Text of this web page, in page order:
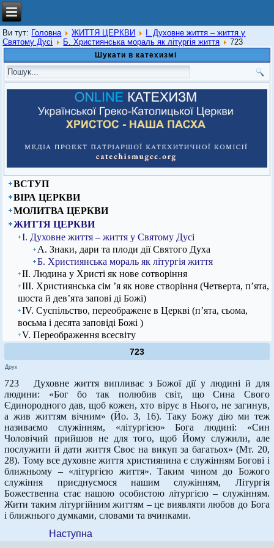
Ви тут: Головна ЖИТТЯ ЦЕРКВИ
І. Духовне життя – життя у
Святому Дусі
Б. Християнська мораль як літургія життя 723
Шукати в катехизмі
ВСТУП
ВІРА ЦЕРКВИ
МОЛИТВА ЦЕРКВИ
ЖИТТЯ ЦЕРКВИ
І. Духовне життя – життя у Святому Дусі
А. Знаки, дари та плоди дії Святого Духа
Б. Християнська мораль як літургія життя
ІІ. Людина у Христі як нове сотворіння
ІІІ. Християнська сім ’я як нове створіння (Четверта, п’ята,
шоста й дев’ята запові ді Божі)
IV. Суспільство, переображене в Церкві (п’ята, сьома,
восьма і десята заповіді Божі )
V. Переображення всесвіту
723
Друк
723 Духовне життя випливає з Божої дії у людині й для
людини: «Бог бо так полюбив світ, що Сина Свого
Єдинородного дав, щоб кожен, хто вірує в Нього, не загинув,
а жив життям вічним» (Йо. 3, 16). Таку Божу дію ми теж
називаємо служінням, «літургією» Бога людині: «Син
Чоловічий прийшов не для того, щоб Йому служили, але
послужити й дати життя Своє на викуп за багатьох» (Мт. 20,
28). Тому все духовне життя християнина є служінням Богові і
ближньому – «літургією життя». Таким чином до Божого
служіння приєднуємося нашим служінням, Літургія
Божественна стає нашою особистою літургією – служінням.
Жити таким літургійним життям – це виявляти любов до Бога
і ближнього думками, словами та вчинками.
Наступна